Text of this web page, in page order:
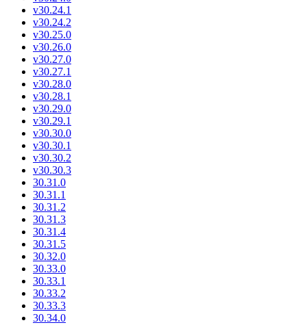
v30.24.1
v30.24.2
v30.25.0
v30.26.0
v30.27.0
v30.27.1
v30.28.0
v30.28.1
v30.29.0
v30.29.1
v30.30.0
v30.30.1
v30.30.2
v30.30.3
30.31.0
30.31.1
30.31.2
30.31.3
30.31.4
30.31.5
30.32.0
30.33.0
30.33.1
30.33.2
30.33.3
30.34.0